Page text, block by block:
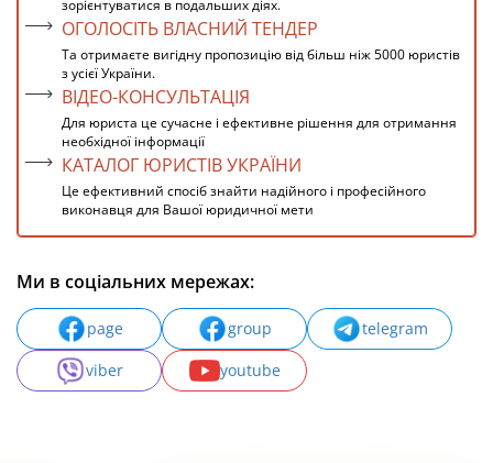
зорієнтуватися в подальших діях.
ОГОЛОСІТЬ ВЛАСНИЙ ТЕНДЕР
Та отримаєте вигідну пропозицію від більш ніж 5000 юристів
з усієї України.
ВІДЕО-КОНСУЛЬТАЦІЯ
Для юриста це сучасне і ефективне рішення для отримання
необхідної інформації
КАТАЛОГ ЮРИСТІВ УКРАЇНИ
Це ефективний спосіб знайти надійного і професійного
виконавця для Вашої юридичної мети
Ми в соціальних мережах:
page group
telegram
viber
youtube